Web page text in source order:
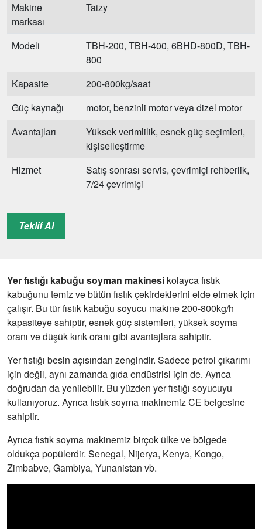
Makine
markası
Taizy
Modeli
TBH-200, TBH-400, 6BHD-800D, TBH-
800
Kapasite
200-800kg/saat
Güç kaynağı
motor, benzinli motor veya dizel motor
Avantajları
Yüksek verimlilik, esnek güç seçimleri,
kişiselleştirme
Hizmet
Satış sonrası servis, çevrimiçi rehberlik,
7/24 çevrimiçi
Teklif Al
Yer fıstığı kabuğu soyman makinesi kolayca fıstık
kabuğunu temiz ve bütün fıstık çekirdeklerini elde etmek için
çalışır. Bu tür fıstık kabuğu soyucu makine 200-800kg/h
kapasiteye sahiptir, esnek güç sistemleri, yüksek soyma
oranı ve düşük kırık oranı gibi avantajlara sahiptir.
Yer fıstığı besin açısından zengindir. Sadece petrol çıkarımı
için değil, aynı zamanda gıda endüstrisi için de. Ayrıca
doğrudan da yenilebilir. Bu yüzden yer fıstığı soyucuyu
kullanıyoruz. Ayrıca fıstık soyma makinemiz CE belgesine
sahiptir.
Ayrıca fıstık soyma makinemiz birçok ülke ve bölgede
oldukça popülerdir. Senegal, Nijerya, Kenya, Kongo,
Zimbabve, Gambiya, Yunanistan vb.